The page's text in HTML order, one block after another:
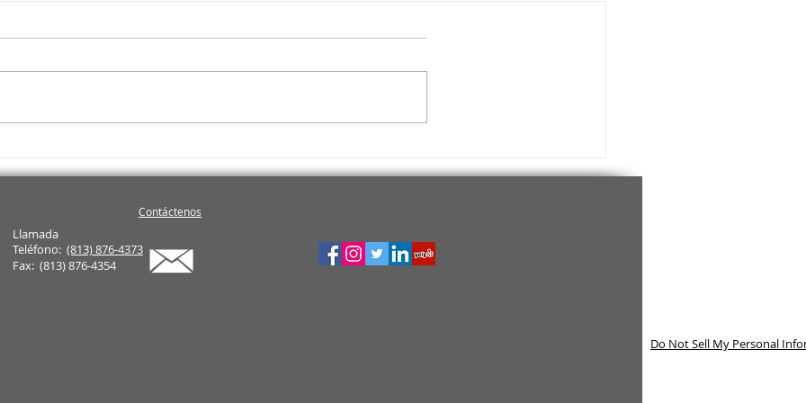
Están Entrevistando a Varios
Uno (Y Cómo Puedes
homebuyers de su Realtor
Contáctenos
Llamada
Teléfono: (813) 876-4373
Fax: (813) 876-4354
Do Not Sell My Personal